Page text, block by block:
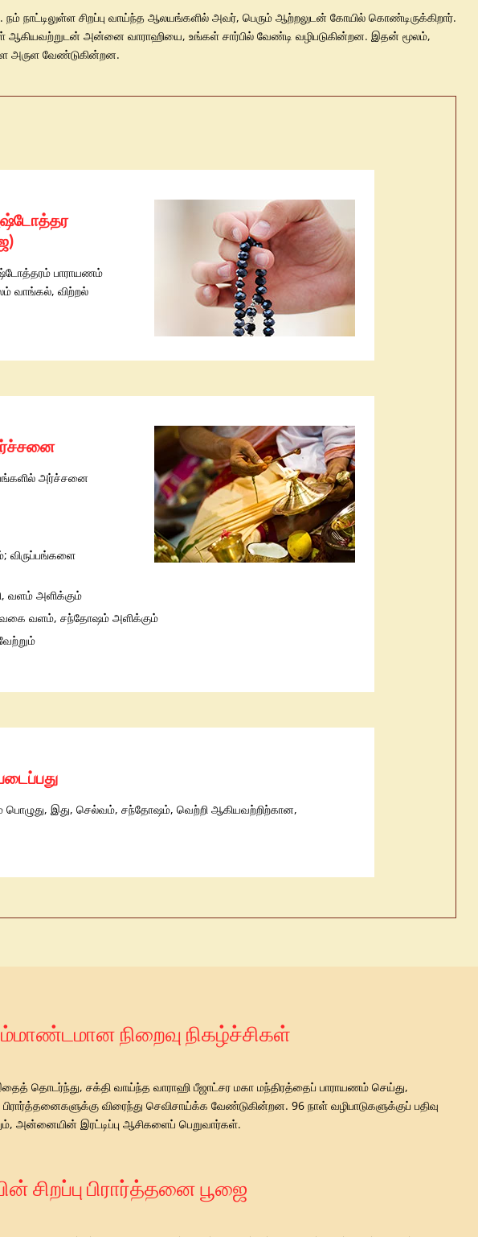
நாட்டிலுள்ள சிறப்பு வாய்ந்த ஆலயங்களில் அவர், பெரும் ஆற்றலுடன் கோயில் கொண்டிருக்கிறார்.
ஆகியவற்றுடன் அன்னை வாராஹியை, உங்கள் சார்பில் வேண்டி வழிபடுகின்றன. இதன் மூலம்,
அருள வேண்டுகின்றன.
அஷ்டோத்தர
பாராயணம்
வாங்கல், விற்றல்
அர்ச்சனை
விருப்பங்களை
வளம் அளிக்கும்
வகை வளம், சந்தோஷம் அளிக்கும்
பொழுது, இது, செல்வம், சந்தோஷம், வெற்றி ஆகியவற்றிற்கான,
நிறைவு நிகழ்ச்சிகள்
தொடர்ந்து, சக்தி வாய்ந்த வாராஹி பீஜாட்சர மகா மந்திரத்தைப் பாராயணம் செய்து,
விரைந்து செவிசாய்க்க வேண்டுகின்றன. 96 நாள் வழிபாடுகளுக்குப் பதிவு
அன்னையின் இரட்டிப்பு ஆசிகளைப் பெறுவார்கள்.
சிறப்பு பிரார்த்தனை பூஜை